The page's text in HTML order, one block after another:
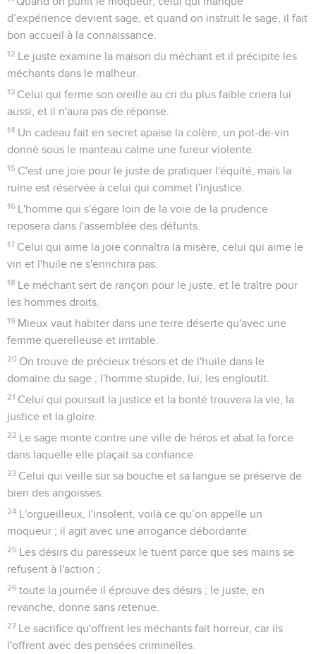
d’expérience devient sage, et quand on instruit le sage, il fait
bon accueil à la connaissance.
12 Le juste examine la maison du méchant et il précipite les
méchants dans le malheur.
13 Celui qui ferme son oreille au cri du plus faible criera lui
aussi, et il n'aura pas de réponse.
14 Un cadeau fait en secret apaise la colère, un pot-de-vin
donné sous le manteau calme une fureur violente.
15 C'est une joie pour le juste de pratiquer l'équité, mais la
ruine est réservée à celui qui commet l'injustice.
16 L'homme qui s'égare loin de la voie de la prudence
reposera dans l'assemblée des défunts.
17 Celui qui aime la joie connaîtra la misère, celui qui aime le
vin et l'huile ne s'enrichira pas.
18 Le méchant sert de rançon pour le juste, et le traître pour
les hommes droits.
19 Mieux vaut habiter dans une terre déserte qu'avec une
femme querelleuse et irritable.
20 On trouve de précieux trésors et de l'huile dans le
domaine du sage ; l'homme stupide, lui, les engloutit.
21 Celui qui poursuit la justice et la bonté trouvera la vie, la
justice et la gloire.
22 Le sage monte contre une ville de héros et abat la force
dans laquelle elle plaçait sa confiance.
23 Celui qui veille sur sa bouche et sa langue se préserve de
bien des angoisses.
24 L'orgueilleux, l'insolent, voilà ce qu’on appelle un
moqueur ; il agit avec une arrogance débordante.
25 Les désirs du paresseux le tuent parce que ses mains se
refusent à l'action ;
26 toute la journée il éprouve des désirs ; le juste, en
revanche, donne sans retenue.
27 Le sacrifice qu'offrent les méchants fait horreur, car ils
l'offrent avec des pensées criminelles.